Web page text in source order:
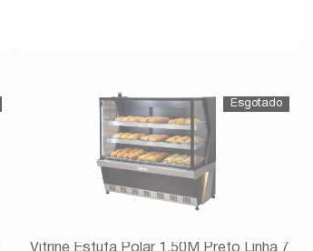
Vitrine Estufa Polar 1,50M Preto Linha 7